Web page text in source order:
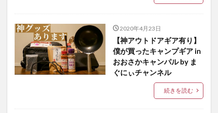
2020年4月23日
【神アウトドアギア有り】
僕が買ったキャンプギア in
おおさかキャンパル by ま
ぐにぃチャンネル
続きを読む